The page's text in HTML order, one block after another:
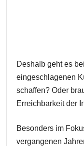
Deshalb geht es
eingeschlagenen
schaffen? Oder
Erreichbarkeit der
Besonders im
vergangenen